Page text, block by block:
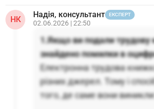
НК
Надія, консультант ЕКСПЕРТ
02.06.2026 | 22:50
1.Якщо ви подали
знайдено помилки в
Електронна трудова
різних джерел. Тому і
того, де саме вони